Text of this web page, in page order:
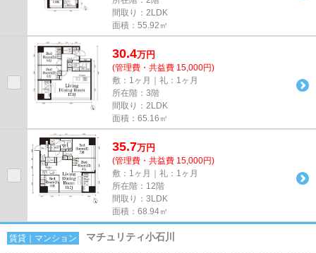
間取り：2LDK
面積：55.92㎡
30.4万円
(管理費・共益費 15,000円)
敷：1ヶ月｜礼：1ヶ月
所在階：3階
間取り：2LDK
面積：65.16㎡
35.7万円
(管理費・共益費 15,000円)
敷：1ヶ月｜礼：1ヶ月
所在階：12階
間取り：3LDK
面積：68.94㎡
賃貸｜マンション マチュリティ小石川